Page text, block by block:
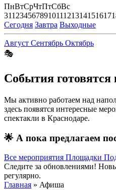
ПнВтСрЧтПтСбВс
311 234567891011121314151617
Сегодня Завтра Выходные
Август Сентябрь Октябрь
🎭
События готовятся
Мы активно работаем над
здесь появятся интересные
спектакли в Краснодаре.
🌟 А пока предлагаем
Все мероприятия Площадки
Следите за обновлениями!
регулярно.
Главная » Афиша